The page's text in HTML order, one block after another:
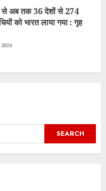
अब तक 36 देशों से 274
को भारत लाया गया : गृह
SEARCH